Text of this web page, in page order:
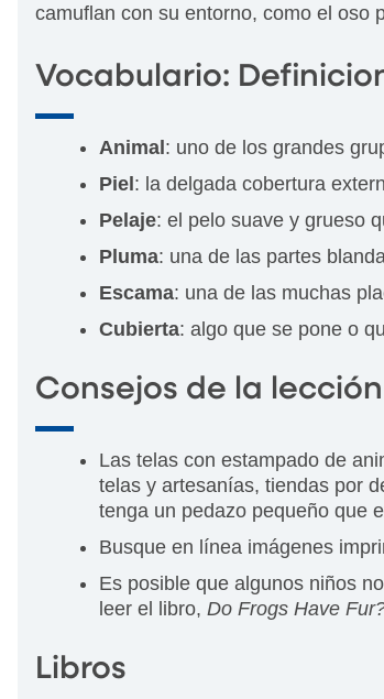
camuflan con su entorno, como el oso
Vocabulario:
Animal: uno de los grandes
Piel: la delgada cobertura
Pelaje: el pelo suave y grueso
Pluma: una de las partes
Escama: una de las muchas
Cubierta: algo que se pone o
Consejos de la lección
Las telas con estampado de
telas y artesanías, tiendas por
tenga un pedazo pequeño que
Busque en línea imágenes
Es posible que algunos niños
leer el libro, Do Frogs Have
Libros